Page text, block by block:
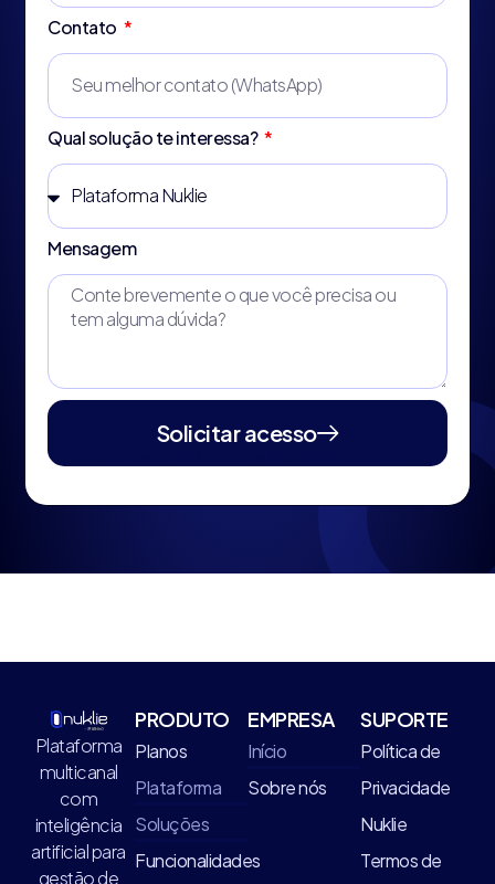
Contato
Qual solução te interessa?
Mensagem
Solicitar acesso
Plataforma
multicanal
com
inteligência
artificial para
gestão de
PRODUTO
Planos
Plataforma
Soluções
Funcionalidades
EMPRESA
Início
Sobre nós
SUPORTE
Política de
Privacidade
Nuklie
Termos de